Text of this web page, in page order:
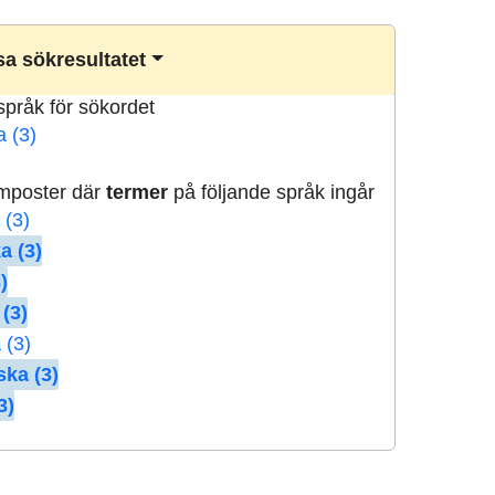
sökresultatet
för sökordet
(3)
därtermer på följande språk ingår
(3)
(3)
(3)
(3)